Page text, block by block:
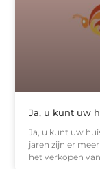
Ja, u kunt uw
Ja, u kunt uw
jaren zijn er
het verkopen